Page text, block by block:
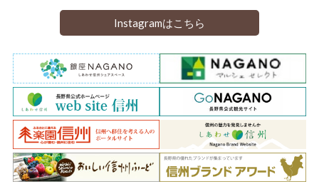
Instagramはこちら